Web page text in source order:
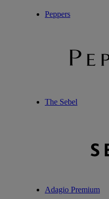
Peppers
The Sebel
Adagio Premium